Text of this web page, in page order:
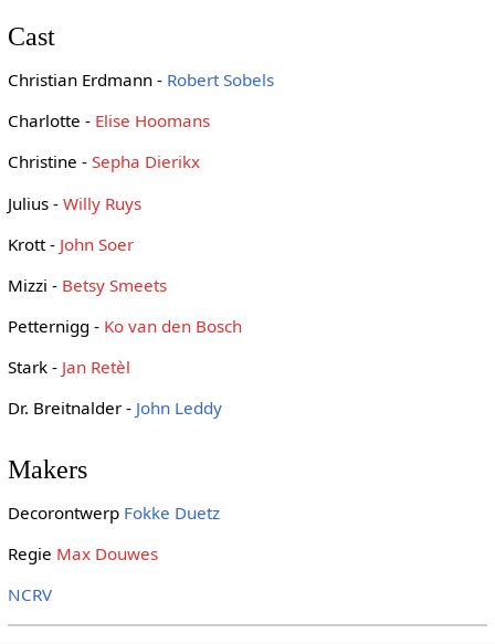
Cast
Christian Erdmann - Robert Sobels
Charlotte - Elise Hoomans
Christine - Sepha Dierikx
Julius - Willy Ruys
Krott - John Soer
Mizzi - Betsy Smeets
Petternigg - Ko van den Bosch
Stark - Jan Retèl
Dr. Breitnalder - John Leddy
Makers
Decorontwerp Fokke Duetz
Regie Max Douwes
NCRV